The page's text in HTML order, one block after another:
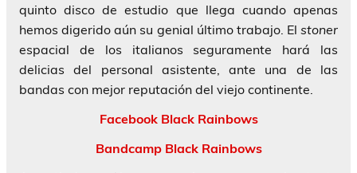
quinto disco de estudio que llega cuando apenas
hemos digerido aún su genial último trabajo. El stoner
espacial de los italianos seguramente hará las
delicias del personal asistente, ante una de las
bandas con mejor reputación del viejo continente.
Facebook Black Rainbows
Bandcamp Black Rainbows